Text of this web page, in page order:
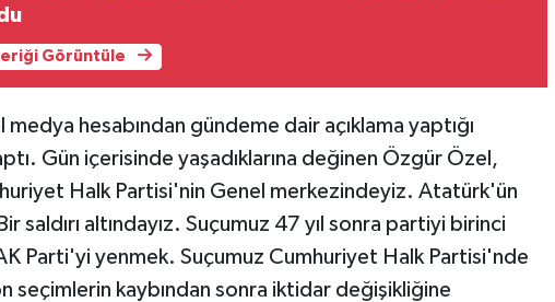
Görüntüle
hesabından gündeme dair açıklama yaptığı
Gün içerisinde yaşadıklarına değinen Özgür Özel,
Halk Partisi'nin Genel merkezindeyiz. Atatürk'ün
saldırı altındayız. Suçumuz 47 yıl sonra partiyi birinci
Parti'yi yenmek. Suçumuz Cumhuriyet Halk Partisi'nde
seçimlerin kaybından sonra iktidar değişikliğine